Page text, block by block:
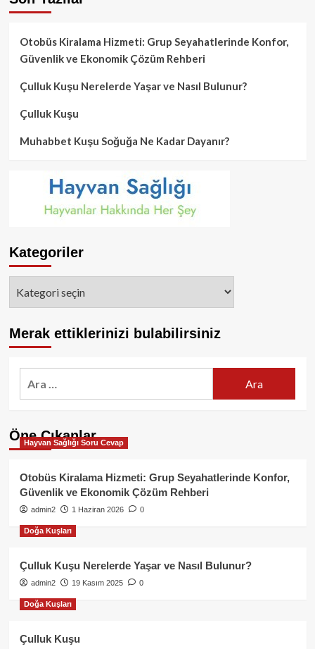
Otobüs Kiralama Hizmeti: Grup Seyahatlerinde Konfor,
Güvenlik ve Ekonomik Çözüm Rehberi
Çulluk Kuşu Nerelerde Yaşar ve Nasıl Bulunur?
Çulluk Kuşu
Muhabbet Kuşu Soğuğa Ne Kadar Dayanır?
Kategoriler
Merak ettiklerinizi bulabilirsiniz
Öne Çıkanlar
Hayvan Sağlığı Soru Cevap
Otobüs Kiralama Hizmeti: Grup Seyahatlerinde Konfor,
Güvenlik ve Ekonomik Çözüm Rehberi
admin2 1 Haziran 2026 0
Doğa Kuşları
Çulluk Kuşu Nerelerde Yaşar ve Nasıl Bulunur?
admin2 19 Kasım 2025 0
Doğa Kuşları
Çulluk Kuşu